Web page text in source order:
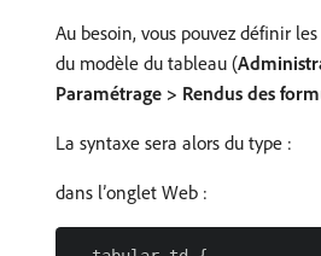
Au besoin, vous pouvez définir
du modèle du tableau (
Paramétrage > Rendus des
La syntaxe sera alors du type :
dans l’onglet Web :